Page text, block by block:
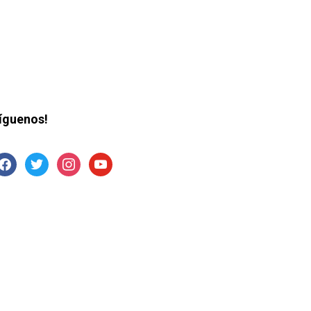
twitter instagramyoutube